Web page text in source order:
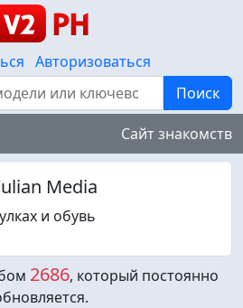
Авторизоваться
Поиск
Сайт знакомств
Media
и обувь
2686, который постоянно